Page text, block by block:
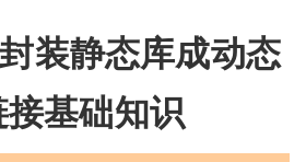
装静态库成动态
基础知识